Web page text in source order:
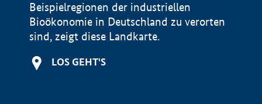
Beispielregionen der industriellen
Bioökonomie in Deutschland zu verorten
sind, zeigt diese Landkarte.
LOS GEHT'S